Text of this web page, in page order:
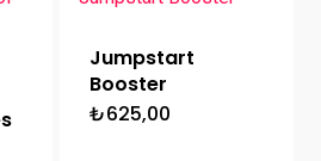
Jumpstart
Booster
₺625,00